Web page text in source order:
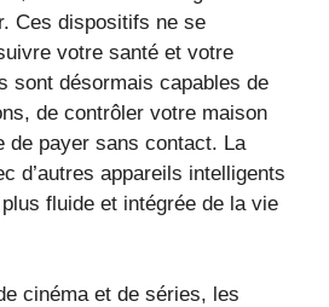
Ces dispositifs ne se
votre santé et votre
sont désormais capables de
de contrôler votre maison
de payer sans contact. La
d’autres appareils intelligents
fluide et intégrée de la vie
cinéma et de séries, les